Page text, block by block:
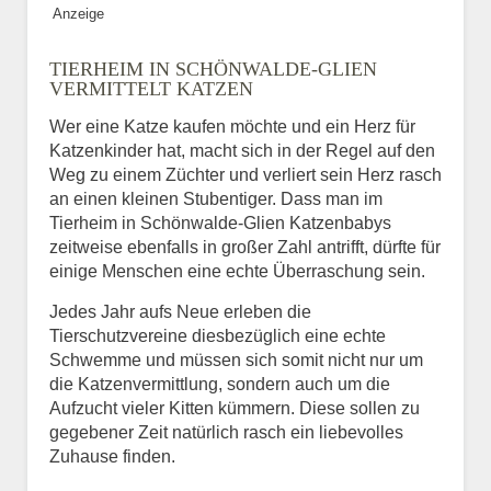
BILD HOCHLADEN
Vermisst seit
Ort des Verschwindens
Anzeige
TIERHEIM IN SCHÖNWALDE-GLIEN
VERMITTELT KATZEN
Wer eine Katze kaufen möchte und ein Herz für
Katzenkinder hat, macht sich in der Regel auf den
Weg zu einem Züchter und verliert sein Herz rasch
an einen kleinen Stubentiger. Dass man im
Tierheim in Schönwalde-Glien Katzenbabys
zeitweise ebenfalls in großer Zahl antrifft, dürfte für
einige Menschen eine echte Überraschung sein.
Jedes Jahr aufs Neue erleben die
Tierschutzvereine diesbezüglich eine echte
Schwemme und müssen sich somit nicht nur um
die Katzenvermittlung, sondern auch um die
Aufzucht vieler Kitten kümmern. Diese sollen zu
gegebener Zeit natürlich rasch ein liebevolles
Zuhause finden.